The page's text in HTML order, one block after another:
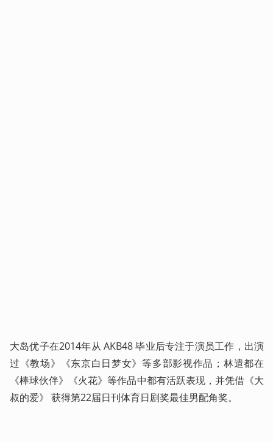
大岛优子在2014年从 AKB48 毕业后专注于演员工作，出演
过《教场》《东京白日梦女》等多部影视作品；林遣都在
《棒球伙伴》《火花》等作品中都有活跃表现，并凭借《大
叔的爱》 获得第22届日刊体育日剧奖最佳男配角奖。